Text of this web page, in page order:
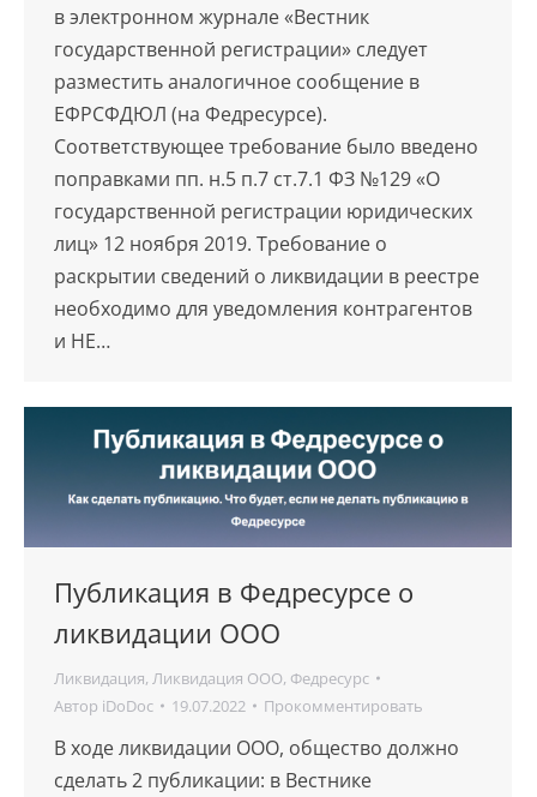
в электронном журнале «Вестник
государственной регистрации» следует
разместить аналогичное сообщение в
ЕФРСФДЮЛ (на Федресурсе).
Соответствующее требование было введено
поправками пп. н.5 п.7 ст.7.1 ФЗ №129 «О
государственной регистрации юридических
лиц» 12 ноября 2019. Требование о
раскрытии сведений о ликвидации в реестре
необходимо для уведомления контрагентов
и НЕ…
Публикация в Федресурсе о
ликвидации ООО
Ликвидация, Ликвидация ООО, Федресурс
Автор iDoDoc 19.07.2022 Прокомментировать
В ходе ликвидации ООО, общество должно
сделать 2 публикации: в Вестнике